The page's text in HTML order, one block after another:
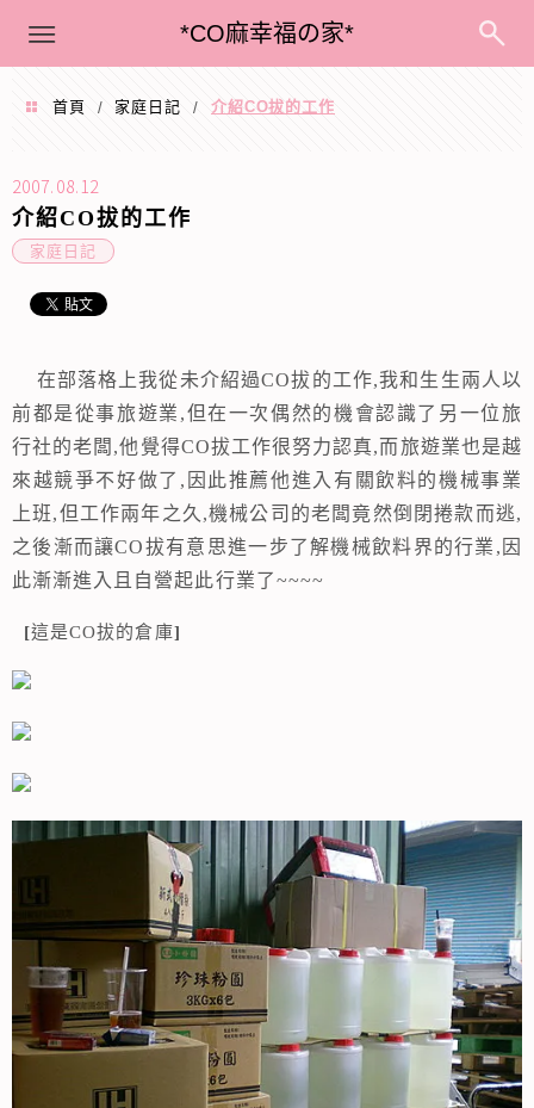
*CO麻幸福の家*
menu
首頁 / 家庭日記 / 介紹CO拔的工作
2007.08.12
介紹CO拔的工作
家庭日記
在部落格上我從未介紹過CO拔的工作,我和生生兩人以
前都是從事旅遊業 ,但在一次偶然的機會認識了另一位旅
行社的老闆 ,他覺得CO拔工作很努力認真,而旅遊業也是越
來越競爭不好做了, 因此推薦他進入有關飲料的機械事業
上班,但工作兩年之久 ,機械公司的老闆竟然倒閉捲款而逃,
之後漸而讓CO拔有意思進一步了解機械飲料界的行業 ,因
此漸漸進入且自營起此行業了~~~~
[這是CO拔的倉庫]